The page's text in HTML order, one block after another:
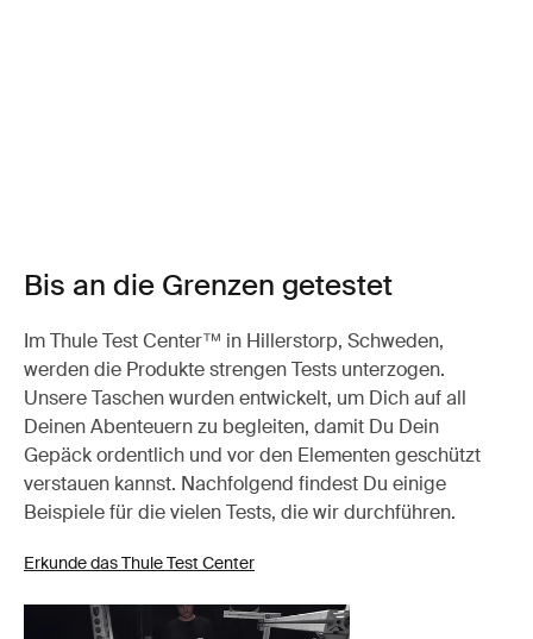
Bis an die Grenzen getestet
Im Thule Test Center™ in Hillerstorp, Schweden,
werden die Produkte strengen Tests unterzogen.
Unsere Taschen wurden entwickelt, um Dich auf all
Deinen Abenteuern zu begleiten, damit Du Dein
Gepäck ordentlich und vor den Elementen geschützt
verstauen kannst. Nachfolgend findest Du einige
Beispiele für die vielen Tests, die wir durchführen.
Erkunde das Thule Test Center